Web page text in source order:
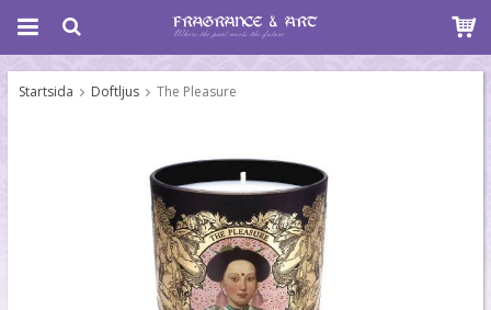
Startsida Doftljus The Pleasure